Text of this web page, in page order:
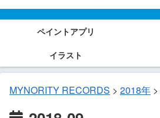
ペイントアプリ
イラスト
MYNORITY RECORDS > 2018年 >